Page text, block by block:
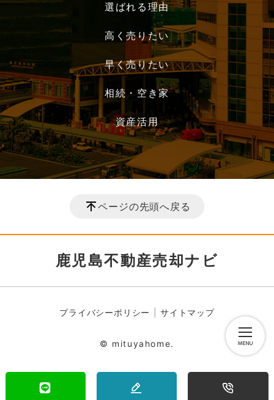
選ばれる理由
高く売りたい
早く売りたい
相続・空き家
資産活用
ページの先頭へ戻る
鹿児島不動産売却ナビ
プライバシーポリシー サイトマップ
© mituyahome.